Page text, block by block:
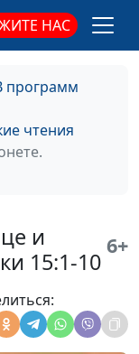
НАС
программ
чтения
и
15:1-10
6+
Ирина
#28
Ирина
Ирина
Кириченко
Кириченко